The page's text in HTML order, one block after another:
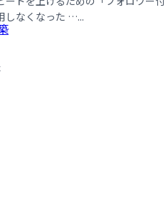
しなくなった …...